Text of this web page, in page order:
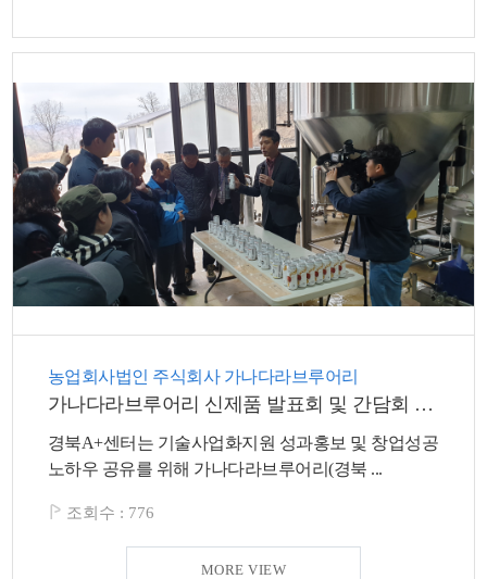
농업회사법인 주식회사 가나다라브루어리
가나다라브루어리 신제품 발표회 및 간담회 개최
경북A+센터는 기술사업화지원 성과홍보 및 창업성공
노하우 공유를 위해 가나다라브루어리(경북 ...
조회수 : 776
MORE VIEW